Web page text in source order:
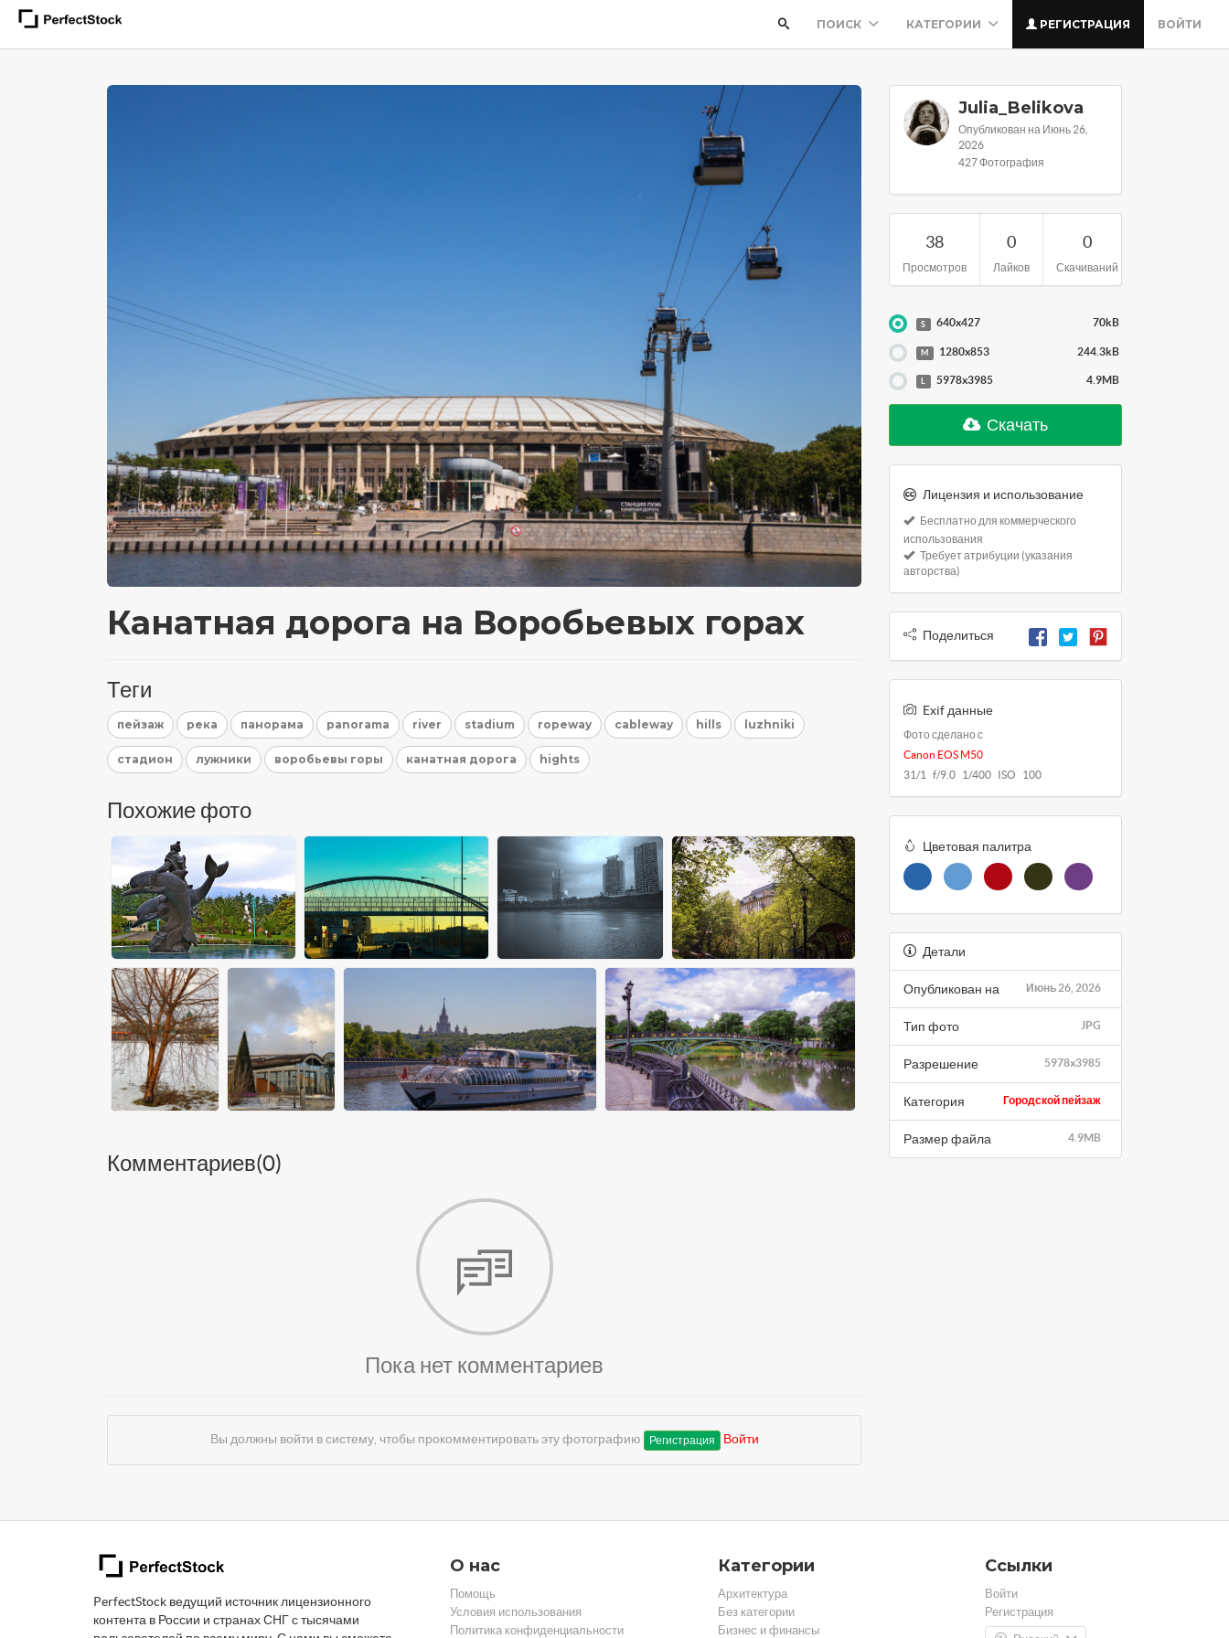
ПОИСК КАТЕГОРИИ РЕГИСТРАЦИЯ ВОЙТИ
Канатная дорога на Воробьевых горах
Теги
пейзаж река панорама panorama river stadium ropeway cableway hills luzhniki
стадион лужники воробьевы горы канатная дорога hights
Похожие фото
Комментариев(0)
Пока нет комментариев
Вы должны войти в систему, чтобы прокомментировать эту фотографию Регистрация Войти
Julia_Belikova
Опубликован на Июнь 26,
2026
427 Фотография
38
Просмотров
0
Лайков
0
Скачиваний
S 640x427 70kB
M 1280x853 244.3kB
L 5978x3985 4.9MB
Скачать
Лицензия и использование
Бесплатно для коммерческого
использования
Требует атрибуции (указания
авторства)
Поделиться
Exif данные
Фото сделано с
Canon EOS M50
31/1 f/9.0 1/400 ISO 100
Цветовая палитра
Детали
Июнь 26, 2026
Опубликован на
JPG
Тип фото
5978x3985
Разрешение
Городской пейзаж
Категория
4.9MB
Размер файла
PerfectStock ведущий источник лицензионного
контента в России и странах СНГ с тысячами
О нас
Помощь
Условия использования
Политика конфиденциальности
Категории
Архитектура
Без категории
Бизнес и финансы
Ссылки
Войти
Регистрация